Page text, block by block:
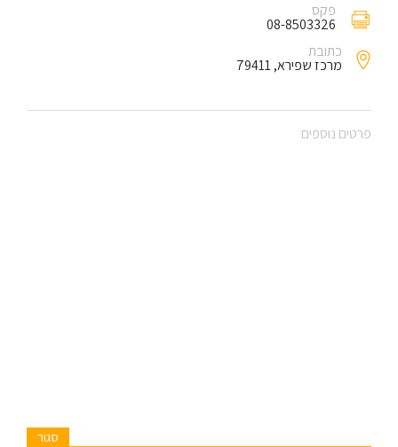
פקס
08-8503326
כתובת
מרכז שפירא, 79411
פרטים נוספים
סגור